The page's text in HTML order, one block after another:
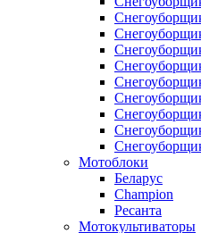
Мотоблоки
Беларус
Champion
Ресанта
Мотокультиваторы